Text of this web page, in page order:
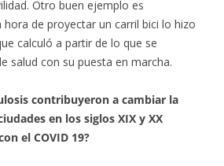
Otro buen ejemplo es
hora de proyectar un carril bici lo hizo
calculó a partir de lo que se
salud con su puesta en marcha.
contribuyeron a cambiar la
en los siglos XIX y XX
el COVID 19?